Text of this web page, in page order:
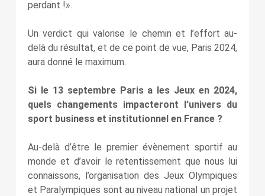
perdant !».
Un verdict qui valorise le chemin et l’effort au-
delà du résultat, et de ce point de vue, Paris 2024,
aura donné le maximum.
Si le 13 septembre Paris a les Jeux en 2024,
quels changements impacteront l’univers du
sport business et institutionnel en France ?
Au-delà d’être le premier évènement sportif au
monde et d’avoir le retentissement que nous lui
connaissons, l’organisation des Jeux Olympiques
et Paralympiques sont au niveau national un projet